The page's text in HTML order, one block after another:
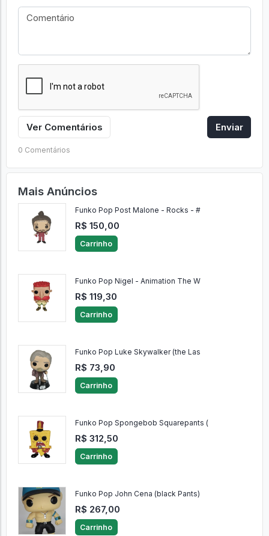
Ver Comentários Enviar
0 Comentários
Mais Anúncios
Funko Pop Post Malone - Rocks - #
R$ 150,00
Carrinho
Funko Pop Nigel - Animation The W
R$ 119,30
Carrinho
Funko Pop Luke Skywalker (the Las
R$ 73,90
Carrinho
Funko Pop Spongebob Squarepants (
R$ 312,50
Carrinho
Funko Pop John Cena (black Pants)
R$ 267,00
Carrinho